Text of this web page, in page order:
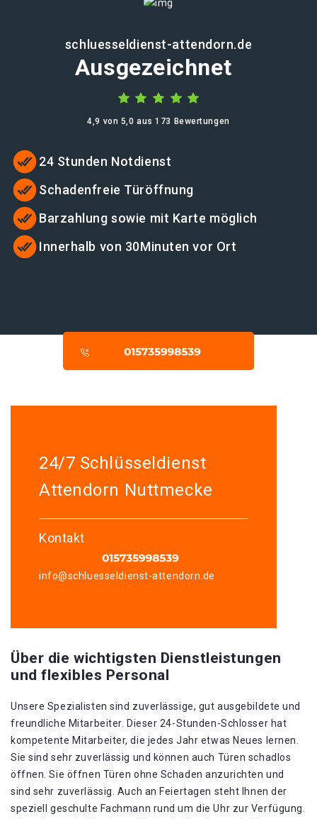
schluesseldienst-attendorn.de
Ausgezeichnet
4,9 von 5,0 aus 173 Bewertungen
24 Stunden Notdienst
Schadenfreie Türöffnung
Barzahlung sowie mit Karte möglich
Innerhalb von 30Minuten vor Ort
24/7 Schlüsseldienst
Attendorn Nuttmecke
Kontakt
info@schluesseldienst-attendorn.de
Über die wichtigsten Dienstleistungen
und flexibles Personal
Unsere Spezialisten sind zuverlässige, gut ausgebildete und
freundliche Mitarbeiter. Dieser 24-Stunden-Schlosser hat
kompetente Mitarbeiter, die jedes Jahr etwas Neues lernen.
Sie sind sehr zuverlässig und können auch Türen schadlos
öffnen. Sie öffnen Türen ohne Schaden anzurichten und
sind sehr zuverlässig. Auch an Feiertagen steht Ihnen der
speziell geschulte Fachmann rund um die Uhr zur Verfügung.